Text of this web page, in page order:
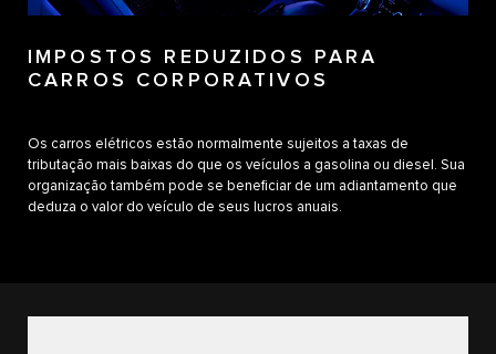
IMPOSTOS REDUZIDOS PARA
CARROS CORPORATIVOS
Os carros elétricos estão normalmente sujeitos a taxas de
tributação mais baixas do que os veículos a gasolina ou diesel. Sua
organização também pode se beneficiar de um adiantamento que
deduza o valor do veículo de seus lucros anuais.